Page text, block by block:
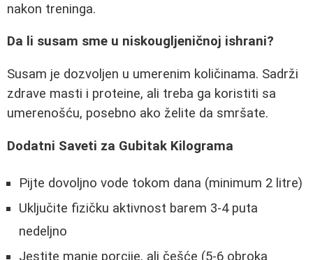
nakon treninga.
Da li susam sme u niskougljeničnoj ishrani?
Susam je dozvoljen u umerenim količinama. Sadrži
zdrave masti i proteine, ali treba ga koristiti sa
umerenošću, posebno ako želite da smršate.
Dodatni Saveti za Gubitak Kilograma
Pijte dovoljno vode tokom dana (minimum 2 litre)
Uključite fizičku aktivnost barem 3-4 puta
nedeljno
Jestite manje porcije, ali češće (5-6 obroka